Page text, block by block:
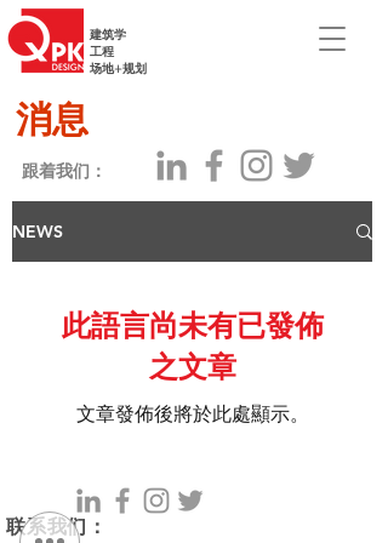
建筑学
工程
场地+规划
消息
跟着我们：
NEWS
此語言尚未有已發佈
之文章
文章發佈後將於此處顯示。
联系我们：